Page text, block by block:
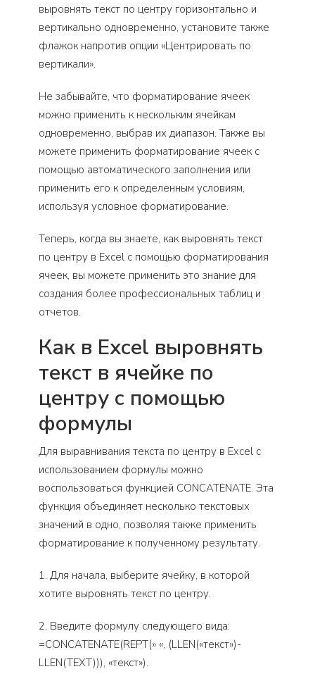
выровнять текст по центру горизонтально и
вертикально одновременно, установите также
флажок напротив опции «Центрировать по
вертикали».
Не забывайте, что форматирование ячеек
можно применить к нескольким ячейкам
одновременно, выбрав их диапазон. Также вы
можете применить форматирование ячеек с
помощью автоматического заполнения или
применить его к определенным условиям,
используя условное форматирование.
Теперь, когда вы знаете, как выровнять текст
по центру в Excel с помощью форматирования
ячеек, вы можете применить это знание для
создания более профессиональных таблиц и
отчетов.
Как в Excel выровнять
текст в ячейке по
центру с помощью
формулы
Для выравнивания текста по центру в Excel с
использованием формулы можно
воспользоваться функцией CONCATENATE. Эта
функция объединяет несколько текстовых
значений в одно, позволяя также применить
форматирование к полученному результату.
1. Для начала, выберите ячейку, в которой
хотите выровнять текст по центру.
2. Введите формулу следующего вида:
=CONCATENATE(REPT(» «, (LLEN(«текст»)-
LLEN(TEXT))), «текст»).